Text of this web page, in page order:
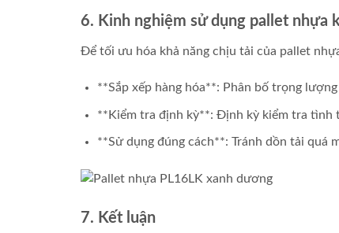
6. Kinh nghiệm sử dụng pallet nhựa
Để tối ưu hóa khả năng chịu tải của pallet
**Sắp xếp hàng hóa**: Phân bố trọng
**Kiểm tra định kỳ**: Định kỳ kiểm tra tình
**Sử dụng đúng cách**: Tránh dồn tải quá
7. Kết luận